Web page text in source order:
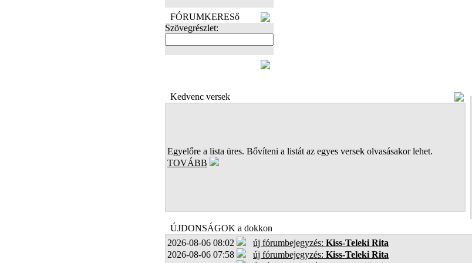
FÓRUMKERESő
Szövegrészlet:
Kedvenc versek
Egyelőre a lista üres. Bővíteni a listát az egyes versek olvasásakor lehet.
TOVÁBB
ÚJDONSÁGOK a dokkon
2026-08-06 08:02
új fórumbejegyzés: Kiss-Teleki Rita
2026-08-06 07:58
új fórumbejegyzés: Kiss-Teleki Rita